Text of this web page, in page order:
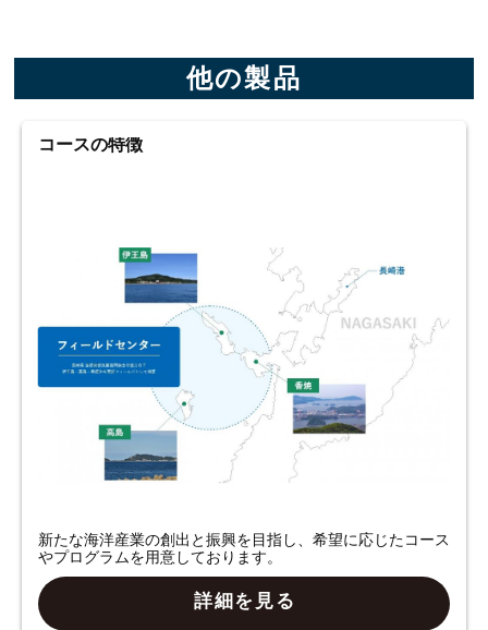
他の製品
コースの特徴
新たな海洋産業の創出と振興を目指し、希望に応じたコース
やプログラムを用意しております。
詳細を見る